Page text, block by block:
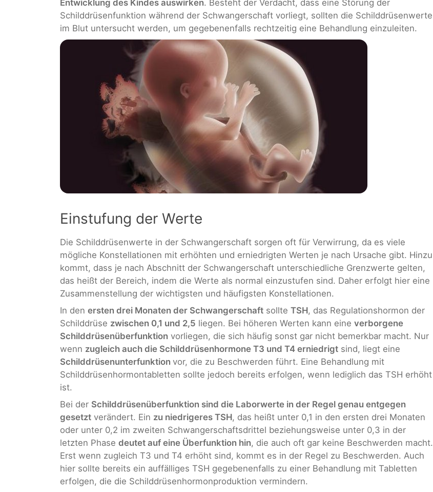
Entwicklung des Kindes auswirken. Besteht der Verdacht, dass eine Störung der
Schilddrüsenfunktion während der Schwangerschaft vorliegt, sollten die Schilddrüsenwerte
im Blut untersucht werden, um gegebenenfalls rechtzeitig eine Behandlung einzuleiten.
Einstufung der Werte
Die Schilddrüsenwerte in der Schwangerschaft sorgen oft für Verwirrung, da es viele
mögliche Konstellationen mit erhöhten und erniedrigten Werten je nach Ursache gibt. Hinzu
kommt, dass je nach Abschnitt der Schwangerschaft unterschiedliche Grenzwerte gelten,
das heißt der Bereich, indem die Werte als normal einzustufen sind. Daher erfolgt hier eine
Zusammenstellung der wichtigsten und häufigsten Konstellationen.
In den ersten drei Monaten der Schwangerschaft sollte TSH, das Regulationshormon der
Schilddrüse zwischen 0,1 und 2,5 liegen. Bei höheren Werten kann eine verborgene
Schilddrüsenüberfunktion vorliegen, die sich häufig sonst gar nicht bemerkbar macht. Nur
wenn zugleich auch die Schilddrüsenhormone T3 und T4 erniedrigt sind, liegt eine
Schilddrüsenunterfunktion vor, die zu Beschwerden führt. Eine Behandlung mit
Schilddrüsenhormontabletten sollte jedoch bereits erfolgen, wenn lediglich das TSH erhöht
ist.
Bei der Schilddrüsenüberfunktion sind die Laborwerte in der Regel genau entgegen
gesetzt verändert. Ein zu niedrigeres TSH, das heißt unter 0,1 in den ersten drei Monaten
oder unter 0,2 im zweiten Schwangerschaftsdrittel beziehungsweise unter 0,3 in der
letzten Phase deutet auf eine Überfunktion hin, die auch oft gar keine Beschwerden macht.
Erst wenn zugleich T3 und T4 erhöht sind, kommt es in der Regel zu Beschwerden. Auch
hier sollte bereits ein auffälliges TSH gegebenenfalls zu einer Behandlung mit Tabletten
erfolgen, die die Schilddrüsenhormonproduktion vermindern.